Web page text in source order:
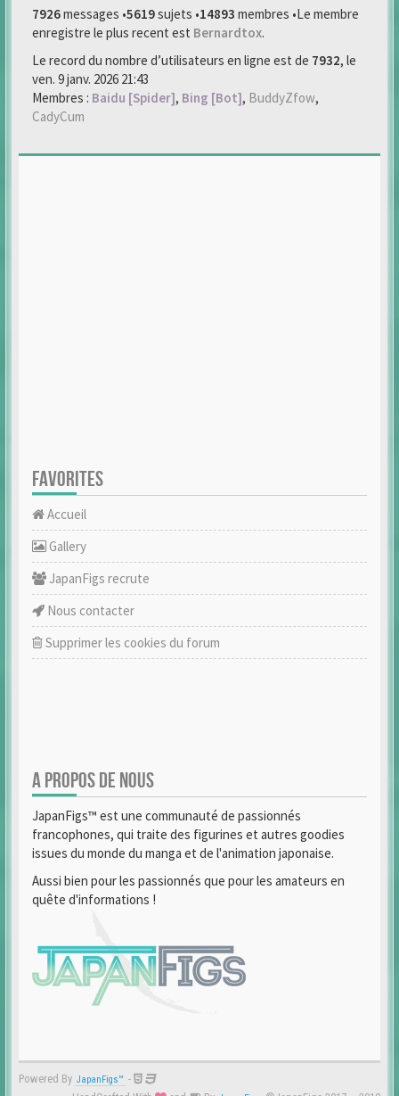
7926messages •5619sujets •14893 membres •Le membre
enregistre le plus recent est Bernardtox.
Le record du nombre d’utilisateurs en ligne est de 7932, le
ven. 9 janv. 2026 21:43
Membres : Baidu [Spider], Bing [Bot], BuddyZfow,
CadyCum
FAVORITES
Accueil
Gallery
JapanFigs recrute
Nous contacter
Supprimer les cookies du forum
A PROPOS DE NOUS
JapanFigs™ est une communauté de passionnés
francophones, qui traite des figurines et autres goodies
issues du monde du manga et de l'animation japonaise.
Aussi bien pour les passionnés que pour les amateurs en
quête d'informations !
Powered By JapanFigs™ -